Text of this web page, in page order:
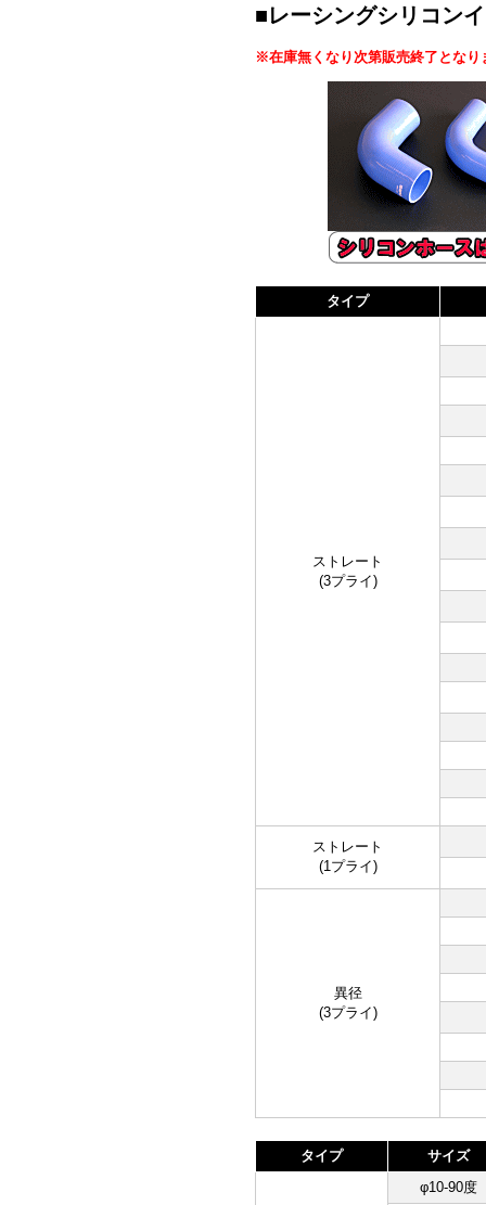
■レーシングシリコン
※在庫無くなり次第販売終了となり
タイプ
ストレート
(3プライ)
ストレート
(1プライ)
異径
(3プライ)
タイプ サイズ
φ10-90度